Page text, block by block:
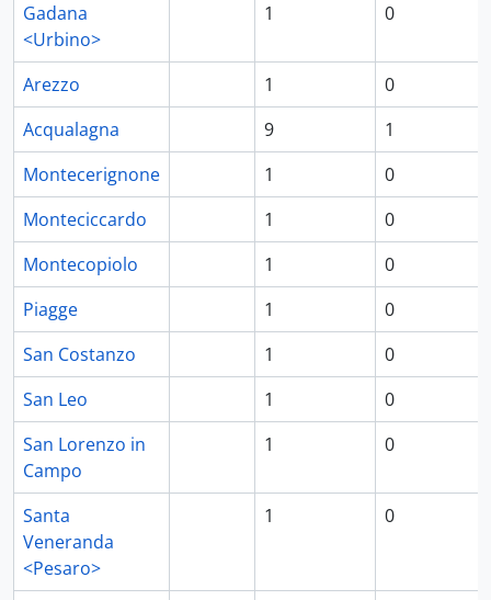
Gadana
<Urbino>
1 0
Arezzo 1
0
Acqualagna
9
1
Montecerignone
1
0
Monteciccardo
1
0
Montecopiolo
1
0
Piagge
1
0
San Costanzo
1
0
San Leo
1
0
San Lorenzo in
Campo
1 0
Santa
Veneranda
<Pesaro>
1 0